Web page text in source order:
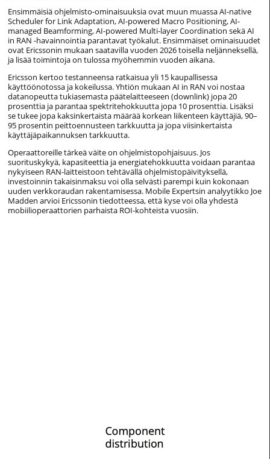
Ensimmäisiä ohjelmisto-ominaisuuksia ovat muun muassa AI-native
Scheduler for Link Adaptation, AI-powered Macro Positioning, AI-
managed Beamforming, AI-powered Multi-layer Coordination sekä AI
in RAN -havainnointia parantavat työkalut. Ensimmäiset ominaisuudet
ovat Ericssonin mukaan saatavilla vuoden 2026 toisella neljänneksellä,
ja lisää toimintoja on tulossa myöhemmin vuoden aikana.
Ericsson kertoo testanneensa ratkaisua yli 15 kaupallisessa
käyttöönotossa ja kokeilussa. Yhtiön mukaan AI in RAN voi nostaa
datanopeutta tukiasemasta päätelaitteeseen (downlink) jopa 20
prosenttia ja parantaa spektritehokkuutta jopa 10 prosenttia. Lisäksi
se tukee jopa kaksinkertaista määrää korkean liikenteen käyttäjiä, 90–
95 prosentin peittoennusteen tarkkuutta ja jopa viisinkertaista
käyttäjäpaikannuksen tarkkuutta.
Operaattoreille tärkeä väite on ohjelmistopohjaisuus. Jos
suorituskykyä, kapasiteettia ja energiatehokkuutta voidaan parantaa
nykyiseen RAN-laitteistoon tehtävällä ohjelmistopäivityksellä,
investoinnin takaisinmaksu voi olla selvästi parempi kuin kokonaan
uuden verkkoraudan rakentamisessa. Mobile Expertsin analyytikko Joe
Madden arvioi Ericssonin tiedotteessa, että kyse voi olla yhdestä
mobiilioperaattorien parhaista ROI-kohteista vuosiin.